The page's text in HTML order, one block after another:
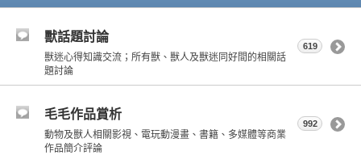
獸話題討論
獸迷心得知識交流；所有獸、獸人及獸迷同好間的相關話
題討論
619
毛毛作品賞析
動物及獸人相關影視、電玩動漫畫、書籍、多媒體等商業
作品簡介評論
992